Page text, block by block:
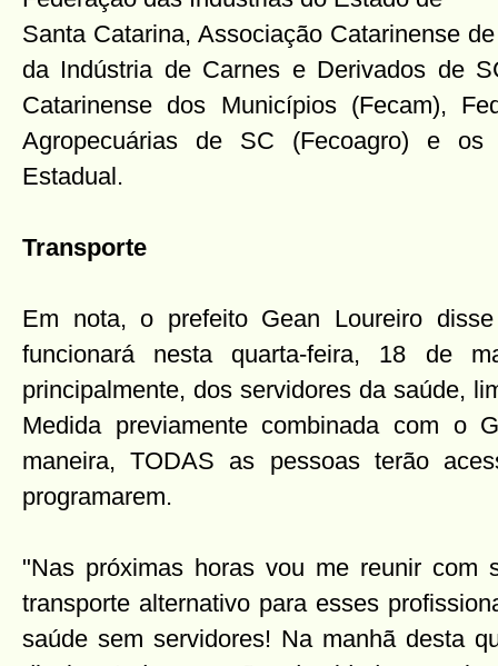
Santa Catarina, Associação Catarinense
da Indústria de Carnes e Derivados de
Catarinense dos Municípios (Fecam),
Agropecuárias de SC (Fecoagro) e os
Estadual.
Transporte
Em nota, o prefeito Gean Loureiro
funcionará nesta quarta-feira, 18 de
principalmente, dos servidores da saúde,
Medida previamente combinada com o
maneira, TODAS as pessoas terão
programarem.
"Nas próximas horas vou me reunir com
transporte alternativo para esses
saúde sem servidores! Na manhã desta